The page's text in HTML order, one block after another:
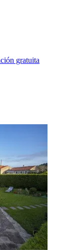
gratuita